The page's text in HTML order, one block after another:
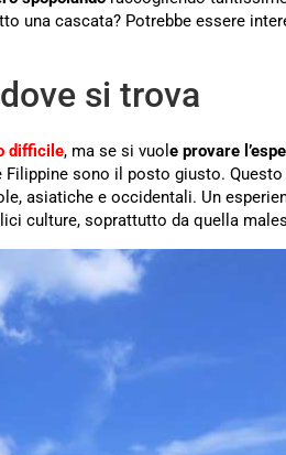
una cascata? Potrebbe essere
si trova
difficile, ma se si vuol e provare
Filippine sono il posto giusto.
asiatiche e occidentali. Un
culture, soprattutto da quella